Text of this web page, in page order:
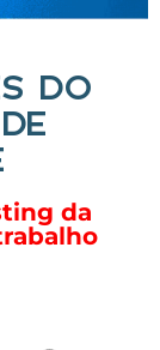
DO
da